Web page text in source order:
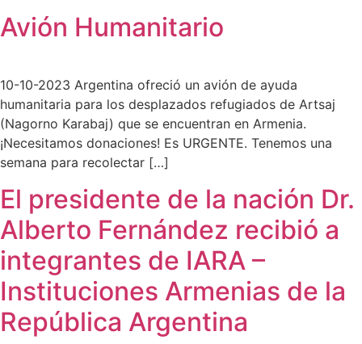
Avión Humanitario
10-10-2023 Argentina ofreció un avión de ayuda
humanitaria para los desplazados refugiados de Artsaj
(Nagorno Karabaj) que se encuentran en Armenia.
¡Necesitamos donaciones! Es URGENTE. Tenemos una
semana para recolectar […]
El presidente de la nación Dr.
Alberto Fernández recibió a
integrantes de IARA –
Instituciones Armenias de la
República Argentina